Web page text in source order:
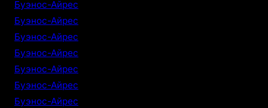
Буэнос-Айрес
Буэнос-Айрес
Буэнос-Айрес
Буэнос-Айрес
Буэнос-Айрес
Буэнос-Айрес
Буэнос-Айрес